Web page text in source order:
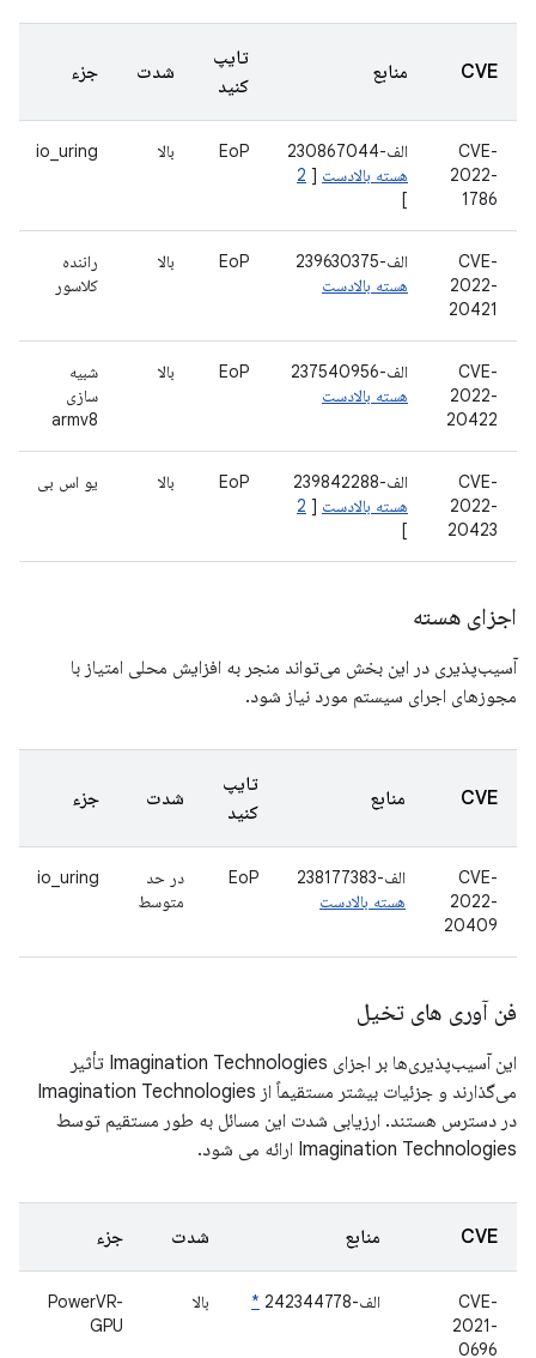
CVE منابع
تایپ
کنید
شدت جزء
CVE-
2022-
1786
الف-230867044
هسته بالادست [
2
]
EoP بالا io_uring
CVE-
2022-
20421
الف-239630375
هسته بالادست
EoP بالا
راننده
کلاسور
CVE-
2022-
20422
الف-237540956
هسته بالادست
EoP بالا
شبیه
سازی
armv8
CVE-
2022-
20423
الف-239842288
هسته بالادست [
2
]
EoP بالا یو اس بی
اجزای هسته
آسیب‌پذیری در این بخش می‌تواند منجر به افزایش محلی امتیاز با
مجوزهای اجرای سیستم مورد نیاز شود.
CVE منابع
تایپ
کنید
شدت جزء
CVE-
2022-
20409
الف-238177383
هسته بالادست
EoP
در حد
متوسط
io_uring
فن آوری های تخیل
این آسیب‌پذیری‌ها بر اجزای Imagination Technologies تأثیر
می‌گذارند و جزئیات بیشتر مستقیماً از Imagination Technologies
در دسترس هستند. ارزیابی شدت این مسائل به طور مستقیم توسط
Imagination Technologies ارائه می شود.
CVE منابع شدت جزء
CVE-
2021-
0696
الف-242344778 * بالا
PowerVR-
GPU